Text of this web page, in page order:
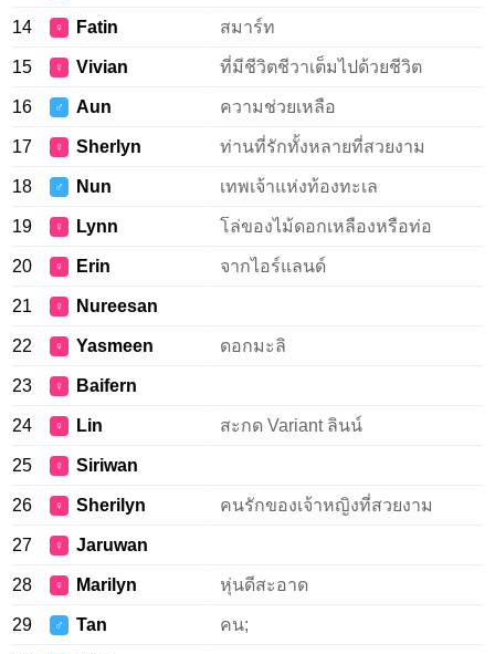
14 ♀ Fatin สมาร์ท
15 ♀ Vivian ที่มีชีวิตชีวาเต็มไปด้วยชีวิต
16 ♂ Aun ความช่วยเหลือ
17 ♀ Sherlyn ท่านที่รักทั้งหลายที่สวยงาม
18 ♂ Nun เทพเจ้าแห่งท้องทะเล
19 ♀ Lynn โล่ของไม้ดอกเหลืองหรือท่อ
20 ♀ Erin จากไอร์แลนด์
21 ♀ Nureesan
22 ♀ Yasmeen ดอกมะลิ
23 ♀ Baifern
24 ♀ Lin สะกด Variant ลินน์
25 ♀ Siriwan
26 ♀ Sherilyn คนรักของเจ้าหญิงที่สวยงาม
27 ♀ Jaruwan
28 ♀ Marilyn หุ่นดีสะอาด
29 ♂ Tan คน;